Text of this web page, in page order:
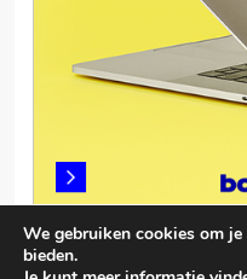
We gebruiken cookies om
bieden.